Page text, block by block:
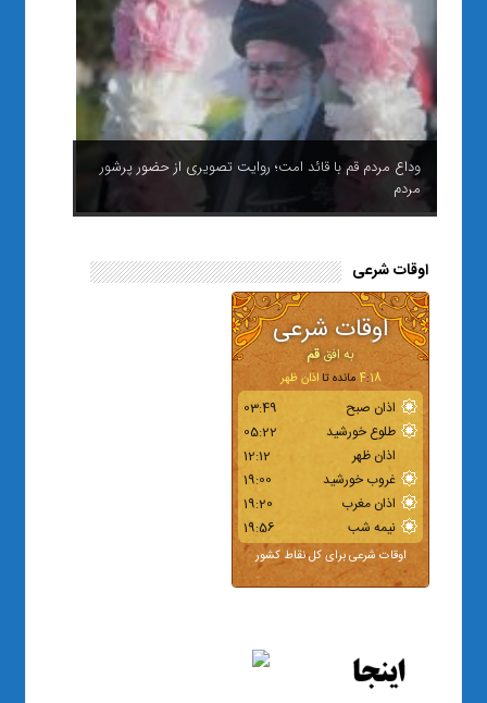
وداع مردم قم با قائد امت؛ روایت تصویری از حضور پرشور
مردم
اوقات شرعی